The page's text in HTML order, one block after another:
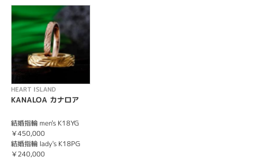
HEART ISLAND
KANALOA カナロア
結婚指輪 men's K18YG
￥450,000
結婚指輪 lady's K18PG
￥240,000